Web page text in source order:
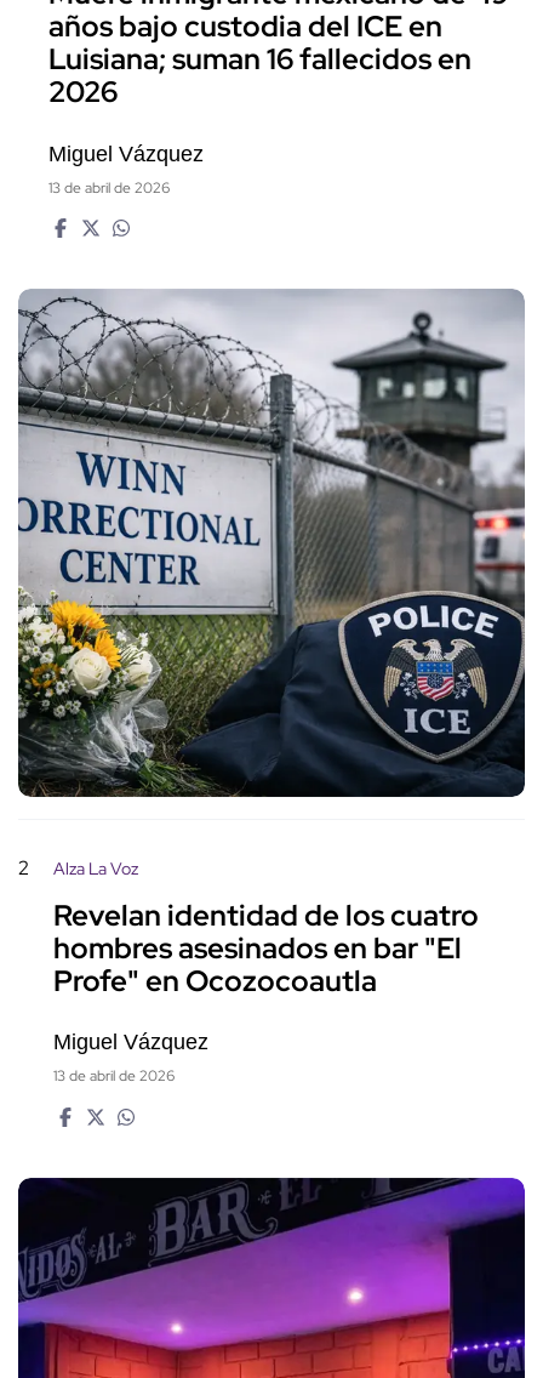
años bajo custodia del ICE en
Luisiana; suman 16 fallecidos en
2026
Miguel Vázquez
13 de abril de 2026
2 Alza La Voz
Revelan identidad de los cuatro
hombres asesinados en bar "El
Profe" en Ocozocoautla
Miguel Vázquez
13 de abril de 2026